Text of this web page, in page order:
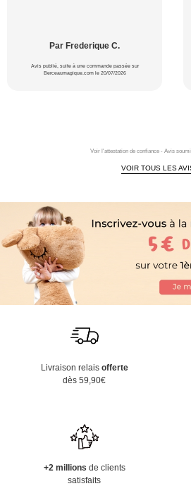
Par Frederique C.
Avis publié, suite à une commande passée sur
Berceaumagique.com le 20/07/2026
Voir l'attestation de confiance - Avis
VOIR TOUS LES
Livraison relais offerte
dès 59,90€
+2 millions de clients
satisfaits